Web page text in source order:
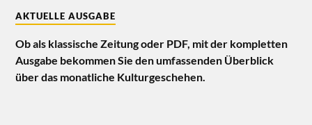
AKTUELLE AUSGABE
Ob als klassische Zeitung oder PDF, mit der kompletten
Ausgabe bekommen Sie den umfassenden Überblick
über das monatliche Kulturgeschehen.